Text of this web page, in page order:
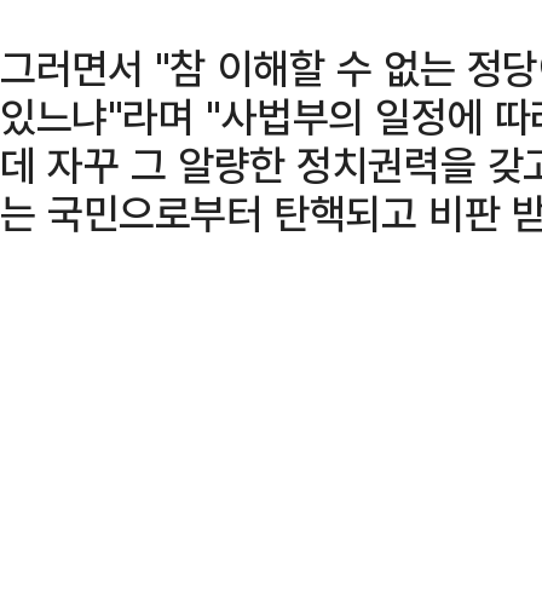
그러면서 "참 이해할 수 없는 정
있느냐"라며 "사법부의 일정에
데 자꾸 그 알량한 정치권력을
는 국민으로부터 탄핵되고 비판